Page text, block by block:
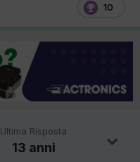
10
Ultima Risposta
13 anni